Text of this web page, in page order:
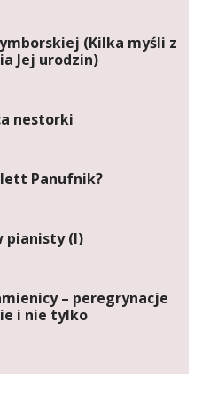
(Kilka myśli z
Jej urodzin)
nestorki
Panufnik?
pianisty (I)
– peregrynacje
i nie tylko